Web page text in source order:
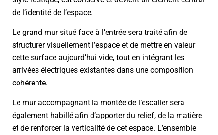
de l’identité de l’espace.
Le grand mur situé face à l’entrée sera traité afin de
structurer visuellement l’espace et de mettre en valeur
cette surface aujourd’hui vide, tout en intégrant les
arrivées électriques existantes dans une composition
cohérente.
Le mur accompagnant la montée de l’escalier sera
également habillé afin d’apporter du relief, de la matière
et de renforcer la verticalité de cet espace. L’ensemble